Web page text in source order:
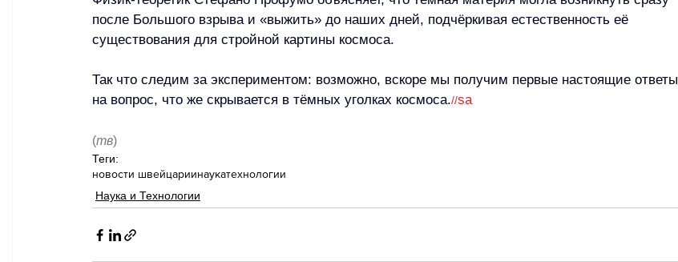
после Большого взрыва и «выжить» до наших дней, подчёркивая естественность её
существования для стройной картины космоса.
Так что следим за экспериментом: возможно, вскоре мы получим первые настоящие ответы
на вопрос, что же скрывается в тёмных уголках космоса.//sa
(тв)
Теги:
новости швейцариинаукатехнологии
Наука и Технологии